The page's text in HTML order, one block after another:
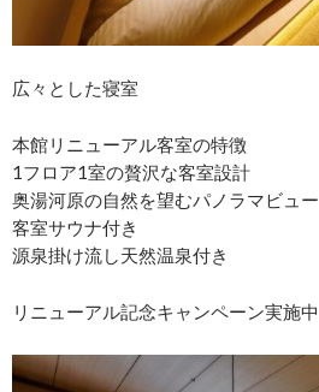
広々とした寝室
本館リニューアル客室の特徴
1フロア1室の贅沢な客室設計
奥湯河原の自然を望むパノラマビュー
客室サウナ付き
源泉掛け流し天然温泉付き
リニューアル記念キャンペーン実施中